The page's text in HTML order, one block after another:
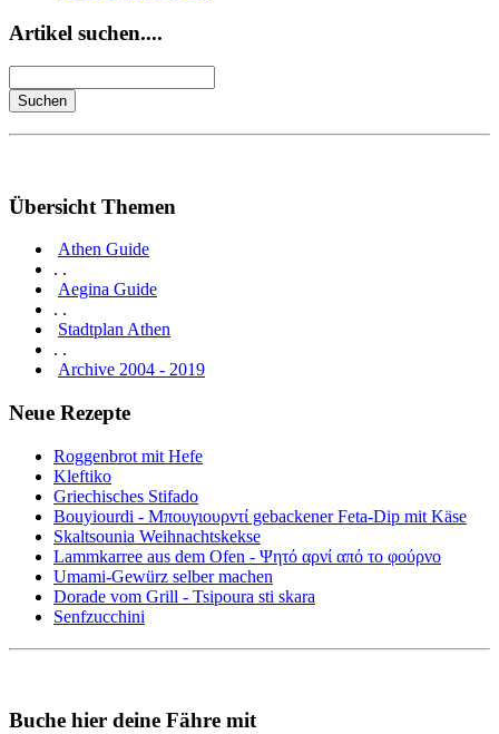
Artikel suchen....
Übersicht Themen
Athen Guide
. .
Aegina Guide
. .
Stadtplan Athen
. .
Archive 2004 - 2019
Neue Rezepte
Roggenbrot mit Hefe
Kleftiko
Griechisches Stifado
Bouyiourdi - Μπουγιουρντί gebackener Feta-Dip mit Käse
Skaltsounia Weihnachtskekse
Lammkarree aus dem Ofen - Ψητό αρνί από το φούρνο
Umami-Gewürz selber machen
Dorade vom Grill - Tsipoura sti skara
Senfzucchini
Buche hier deine Fähre mit